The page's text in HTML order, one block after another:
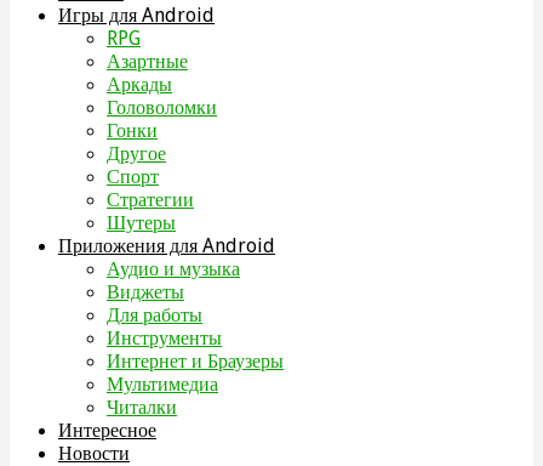
Игры для Android
RPG
Азартные
Аркады
Головоломки
Гонки
Другое
Спорт
Стратегии
Шутеры
Приложения для Android
Аудио и музыка
Виджеты
Для работы
Инструменты
Интернет и Браузеры
Мультимедиа
Читалки
Интересное
Новости